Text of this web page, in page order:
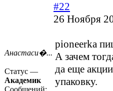
Анастаси�...
Статус —
Академик
#22
26 Ноября
pioneerka
А зачем
да еще
упаковку.